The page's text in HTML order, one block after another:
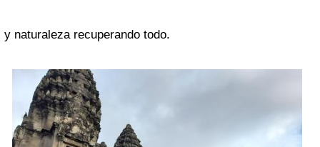
y naturaleza recuperando todo.